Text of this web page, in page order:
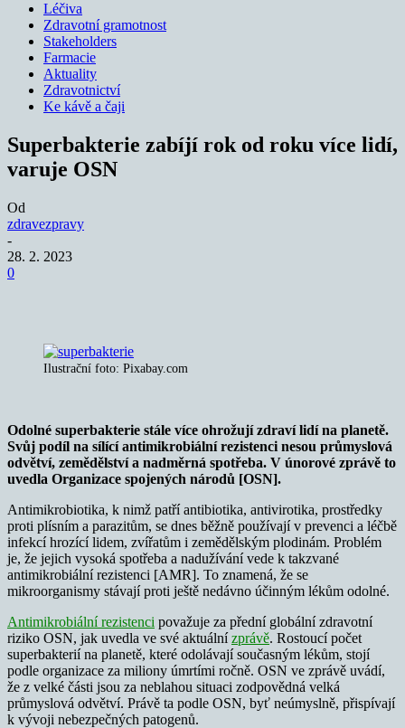
Léčiva
Zdravotní gramotnost
Stakeholders
Farmacie
Aktuality
Zdravotnictví
Ke kávě a čaji
Superbakterie zabíjí rok od roku více lidí,
varuje OSN
Od
zdravezpravy
-
28. 2. 2023
0
Ilustrační foto: Pixabay.com
Odolné superbakterie stále více ohrožují zdraví lidí na planetě.
Svůj podíl na sílící antimikrobiální rezistenci nesou průmyslová
odvětví, zemědělství a nadměrná spotřeba. V únorové zprávě to
uvedla Organizace spojených národů [OSN].
Antimikrobiotika, k nimž patří antibiotika, antivirotika, prostředky
proti plísním a parazitům, se dnes běžně používají v prevenci a léčbě
infekcí hrozící lidem, zvířatům i zemědělským plodinám. Problém
je, že jejich vysoká spotřeba a nadužívání vede k takzvané
antimikrobiální rezistenci [AMR]. To znamená, že se
mikroorganismy stávají proti ještě nedávno účinným lékům odolné.
Antimikrobiální rezistenci považuje za přední globální zdravotní
riziko OSN, jak uvedla ve své aktuálnízprávě. Rostoucí počet
superbakterií na planetě, které odolávají současným lékům, stojí
podle organizace za miliony úmrtími ročně. OSN ve zprávě uvádí,
že z velké části jsou za neblahou situaci zodpovědná velká
průmyslová odvětví. Právě ta podle OSN, byť neúmyslně, přispívají
k vývoji nebezpečných patogenů.